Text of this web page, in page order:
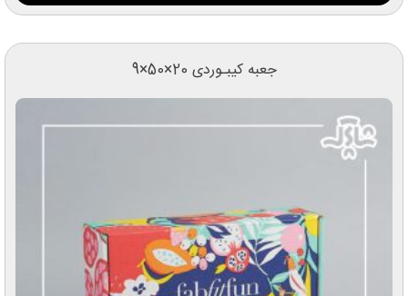
جعبه کیبـوردی 20×50×9